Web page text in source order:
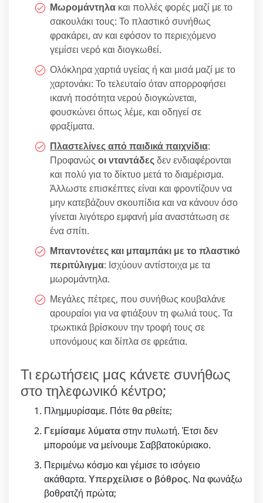
Μωρομάντηλα και πολλές φορές μαζί με το
σακουλάκι τους: Το πλαστικό συνήθως
φρακάρει, αν και εφόσον το περιεχόμενο
γεμίσει νερό και διογκωθεί.
Ολόκληρα χαρτιά υγείας ή και μισά μαζί με το
χαρτονάκι: Το τελευταίο όταν απορροφήσει
ικανή ποσότητα νερού διογκώνεται,
φουσκώνει όπως λέμε, και οδηγεί σε
φραξίματα.
Πλαστελίνες από παιδικά παιχνίδια:
Προφανώς οι νταντάδεςδεν ενδιαφέρονται
και πολύ για το δίκτυο μετά το διαμέρισμα.
Άλλωστε επισκέπτες είναι και φροντίζουν να
μην κατεβάζουν σκουπίδια και να κάνουν όσο
γίνεται λιγότερο εμφανή μία αναστάτωση σε
ένα σπίτι.
Μπαντονέτες και μπαμπάκι με το πλαστικό
περιτύλιγμα: Ισχύουν αντίστοιχα με τα
μωρομάντηλα.
Μεγάλες πέτρες, που συνήθως κουβαλάνε
αρουραίοι για να φτιάξουν τη φωλιά τους. Τα
τρωκτικά βρίσκουν την τροφή τους σε
υπονόμους και δίπλα σε φρεάτια.
Τι ερωτήσεις μας κάνετε συνήθως
στο τηλεφωνικό κέντρο;
Πλημμυρίσαμε. Πότε θα ρθείτε;
Γεμίσαμε λύματαστην πυλωτή. Έτσι δεν
μπορούμε να μείνουμε Σαββατοκύριακο.
Περιμένω κόσμο και γέμισε το ισόγειο
ακάθαρτα. Υπερχείλισε ο βόθρος. Να φωνάξω
βοθρατζή πρώτα;